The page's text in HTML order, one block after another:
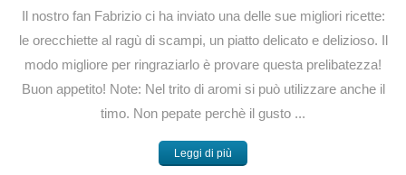
Il nostro fan Fabrizio ci ha inviato una delle sue migliori ricette:
le orecchiette al ragù di scampi, un piatto delicato e delizioso. Il
modo migliore per ringraziarlo è provare questa prelibatezza!
Buon appetito! Note: Nel trito di aromi si può utilizzare anche il
timo. Non pepate perchè il gusto ...
Leggi di più